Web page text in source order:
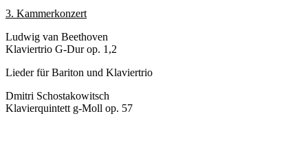
3. Kammerkonzert
Ludwig van Beethoven
Klaviertrio G-Dur op. 1,2
Lieder für Bariton und Klaviertrio
Dmitri Schostakowitsch
Klavierquintett g-Moll op. 57